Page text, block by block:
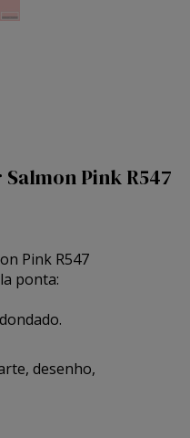
Pink R547
Pink R547
ponta:
desenho,